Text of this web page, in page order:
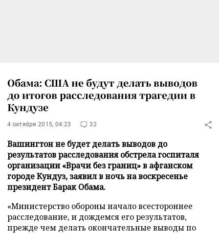
Обама: США не будут делать выводов
до итогов расследования трагедии в
Кундузе
4 октября 2015, 04:23 32
Вашингтон не будет делать выводов до
результатов расследования обстрела госпиталя
организации «Врачи без границ» в афганском
городе Кундуз, заявил в ночь на воскресенье
президент Барак Обама.
«Министерство обороны начало всестороннее
расследование, и дождемся его результатов,
прежде чем делать окончательные выводы по